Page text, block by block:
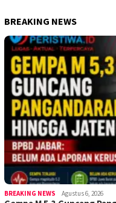
BREAKING NEWS
BREAKING NEWS Agustus 6, 2026